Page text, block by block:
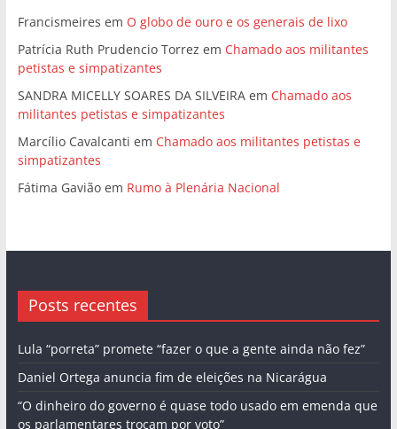
Francismeires em O globo de ouro e os generais de lixo
Patrícia Ruth Prudencio Torrez em Chamado aos militantes
petistas e simpatizantes
SANDRA MICELLY SOARES DA SILVEIRAem Chamado aos
militantes petistas e simpatizantes
Marcílio Cavalcanti em Chamado aos militantes petistas e
simpatizantes
Fátima Gaviãoem Rumo à Plenária Nacional
Posts recentes
Lula “porreta” promete “fazer o que a gente ainda não fez”
Daniel Ortega anuncia fim de eleições na Nicarágua
“O dinheiro do governo é quase todo usado em emenda que
os parlamentares trocam por voto”